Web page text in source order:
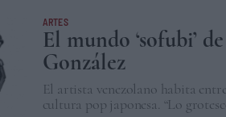
ARTES
El mundo ‘sofubi’
González
El artista venezolano habita
cultura pop japonesa. “Lo